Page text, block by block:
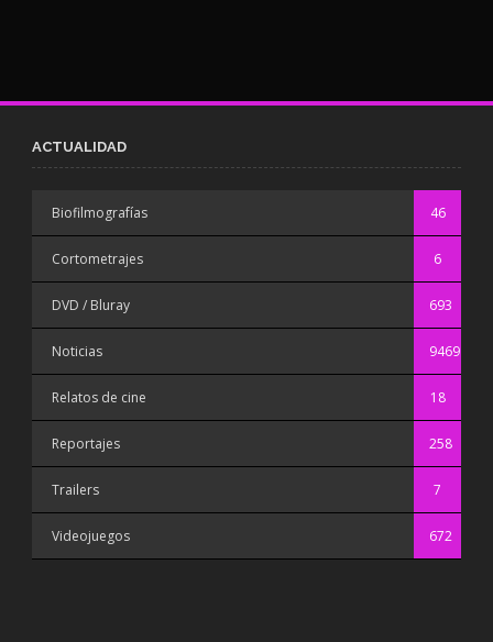
ACTUALIDAD
Biofilmografías 46
Cortometrajes 6
DVD / Bluray 693
Noticias 9469
Relatos de cine 18
Reportajes 258
Trailers 7
Videojuegos 672